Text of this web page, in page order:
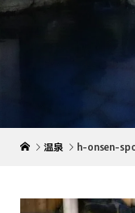
温泉 h-onsen-